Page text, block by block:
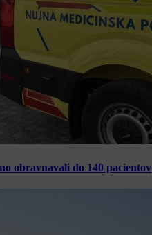
obravnavali do 140 pacientov